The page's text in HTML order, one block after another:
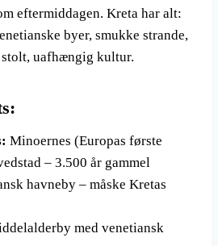
eftermiddagen. Kreta har alt:
byer, smukke strande,
uafhængig kultur.
Minoernes (Europas første
– 3.500 år gammel
havneby – måske Kretas
med venetiansk